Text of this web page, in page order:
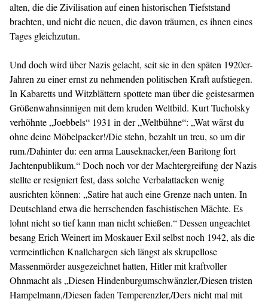
alten, die die Zivilisation auf einen historischen Tiefststand
brachten, und nicht die neuen, die davon träumen, es ihnen eines
Tages gleichzutun.
Und doch wird über Nazis gelacht, seit sie in den späten 1920er-
Jahren zu einer ernst zu nehmenden politischen Kraft aufstiegen.
In Kabaretts und Witzblättern spottete man über die geistesarmen
Größenwahnsinnigen mit dem kruden Weltbild. Kurt Tucholsky
verhöhnte „Joebbels“ 1931 in der „Weltbühne“: „Wat wärst du
ohne deine Möbelpacker!/Die stehn, bezahlt un treu, so um dir
rum./Dahinter du: een arma Lauseknacker,/een Baritong fort
Jachtenpublikum.“ Doch noch vor der Machtergreifung der Nazis
stellte er resigniert fest, dass solche Verbalattacken wenig
ausrichten können: „Satire hat auch eine Grenze nach unten. In
Deutschland etwa die herrschenden faschistischen Mächte. Es
lohnt nicht so tief kann man nicht schießen.“ Dessen ungeachtet
besang Erich Weinert im Moskauer Exil selbst noch 1942, als die
vermeintlichen Knallchargen sich längst als skrupellose
Massenmörder ausgezeichnet hatten, Hitler mit kraftvoller
Ohnmacht als „Diesen Hindenburgumschwänzler,/Diesen tristen
Hampelmann,/Diesen faden Temperenzler,/Ders nicht mal mit